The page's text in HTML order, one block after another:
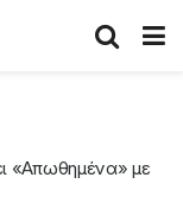
«Απωθημένα» με